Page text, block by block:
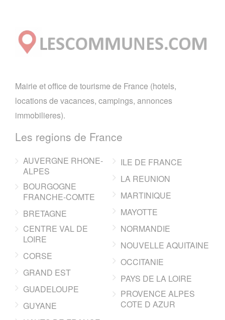
Mairie et office de tourisme de France (hotels,
locations de vacances, campings, annonces
immobilieres).
Les regions de France
AUVERGNE RHONE-
ALPES
BOURGOGNE
FRANCHE-COMTE
BRETAGNE
CENTRE VAL DE
LOIRE
CORSE
GRAND EST
GUADELOUPE
GUYANE
ILE DE FRANCE
LA REUNION
MARTINIQUE
MAYOTTE
NORMANDIE
NOUVELLE AQUITAINE
OCCITANIE
PAYS DE LA LOIRE
PROVENCE ALPES
COTE D AZUR